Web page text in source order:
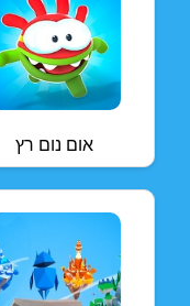
אום נום רץ